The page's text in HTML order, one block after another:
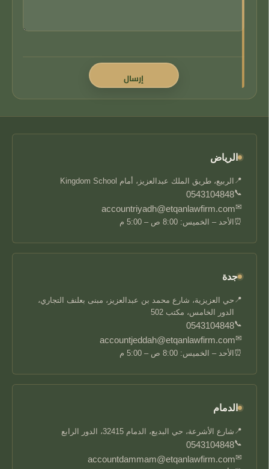
الرياض
📍 الربيع، طريق الملك عبدالعزيز، أمام Kingdom School
📞
0543104848
✉
accountriyadh@etqanlawfirm.com
⏰ الأحد – الخميس: 8:00 ص – 5:00 م
جدة
📍 حي العزيزية، شارع محمد بن عبدالعزيز، مبنى بعلنف التجاري،
الدور الخامس، مكتب 502
📞
0543104848
✉
accountjeddah@etqanlawfirm.com
⏰ الأحد – الخميس: 8:00 ص – 5:00 م
الدمام
📍 شارع الأشرعة، حي البديع، الدمام 32415، الدور الرابع
📞
0543104848
✉
accountdammam@etqanlawfirm.com